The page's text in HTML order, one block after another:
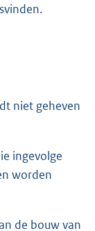
niet geheven
ingevolge
worden
de bouw van